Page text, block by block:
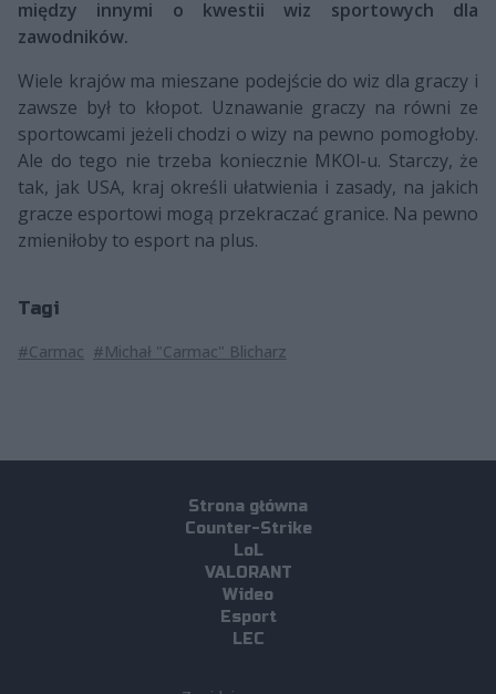
między innymi o kwestii wiz sportowych dla
zawodników.
Wiele krajów ma mieszane podejście do wiz dla graczy i
zawsze był to kłopot. Uznawanie graczy na równi ze
sportowcami jeżeli chodzi o wizy na pewno pomogłoby.
Ale do tego nie trzeba koniecznie MKOl-u. Starczy, że
tak, jak USA, kraj określi ułatwienia i zasady, na jakich
gracze esportowi mogą przekraczać granice. Na pewno
zmieniłoby to esport na plus.
Tagi
#Carmac #Michał "Carmac" Blicharz
Strona główna
Counter-Strike
LoL
VALORANT
Wideo
Esport
LEC